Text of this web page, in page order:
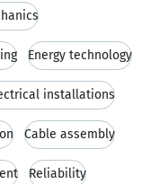
Energy technology
installations
Cable assembly
Reliability